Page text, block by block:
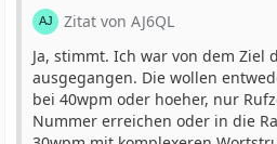
Zitat von AJ6QL
Ja, stimmt. Ich war von dem Ziel
ausgegangen. Die wollen
bei 40wpm oder hoeher, nur
Nummer erreichen oder in die